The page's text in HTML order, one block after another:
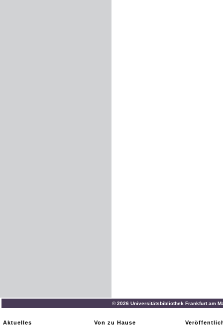
© 2026 Universitätsbibliothek Frankfurt am
Aktuelles
Von zu Hause